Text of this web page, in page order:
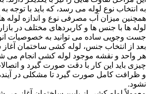
به انتخاب نوع لوله می رسد، که باید با توجه
همچنین میزان آب مصرفی نوع و اندازه
لوله ها با جنس ها و کاربردهای مختلف در
جست وجویی ساده می توانید به خصوصیات
بعد از انتخاب جنس، لوله کشی ساختمان آغاز
هر واحد و نقشه موجود لوله کشی انجام می
چیزی باید این کار با دقت صورت گیرد و
و ظرافت کامل صورت گیرد تا مشکلی در
نشود.